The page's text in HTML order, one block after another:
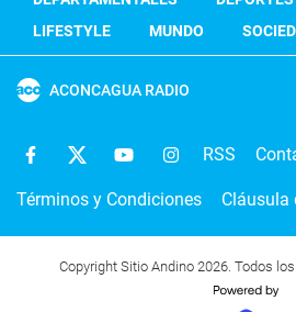
LIFESTYLE
MUNDO
ACONCAGUA RADIO
RSS
Términos y Condiciones Cláusula
Copyright Sitio Andino 2026. Todos